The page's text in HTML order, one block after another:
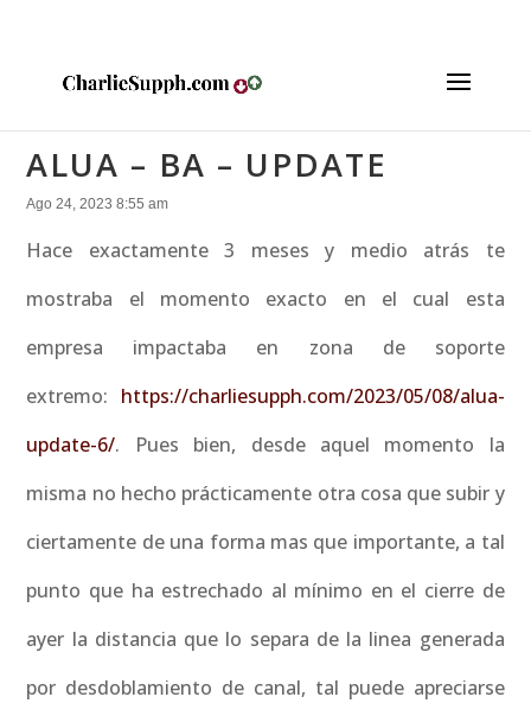
ALUA – BA – UPDATE
Ago 24, 2023 8:55 am
Hace exactamente 3 meses y medio atrás te
mostraba el momento exacto en el cual esta
empresa impactaba en zona de soporte
extremo: https://charliesupph.com/2023/05/08/alua-
update-6/. Pues bien, desde aquel momento la
misma no hecho prácticamente otra cosa que subir y
ciertamente de una forma mas que importante, a tal
punto que ha estrechado al mínimo en el cierre de
ayer la distancia que lo separa de la linea generada
por desdoblamiento de canal, tal puede apreciarse